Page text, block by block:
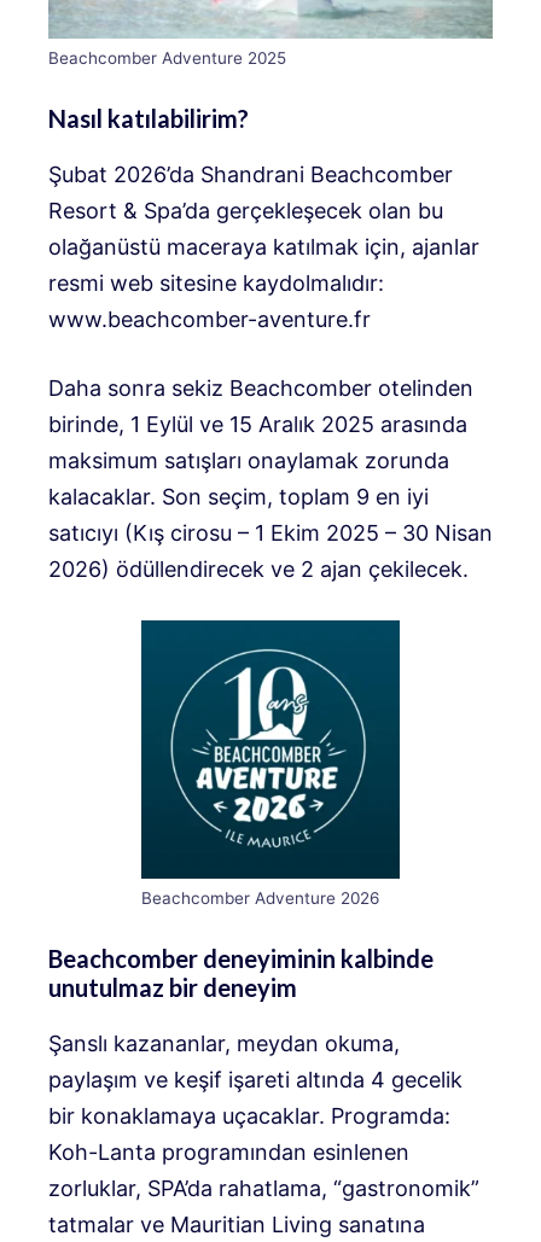
Beachcomber Adventure 2025
Nasıl katılabilirim?
Şubat 2026’da Shandrani Beachcomber
Resort & Spa’da gerçekleşecek olan bu
olağanüstü maceraya katılmak için, ajanlar
resmi web sitesine kaydolmalıdır:
www.beachcomber-aventure.fr
Daha sonra sekiz Beachcomber otelinden
birinde, 1 Eylül ve 15 Aralık 2025 arasında
maksimum satışları onaylamak zorunda
kalacaklar. Son seçim, toplam 9 en iyi
satıcıyı (Kış cirosu – 1 Ekim 2025 – 30 Nisan
2026) ödüllendirecek ve 2 ajan çekilecek.
Beachcomber Adventure 2026
Beachcomber deneyiminin kalbinde
unutulmaz bir deneyim
Şanslı kazananlar, meydan okuma,
paylaşım ve keşif işareti altında 4 gecelik
bir konaklamaya uçacaklar. Programda:
Koh-Lanta programından esinlenen
zorluklar, SPA’da rahatlama, “gastronomik”
tatmalar ve Mauritian Living sanatına